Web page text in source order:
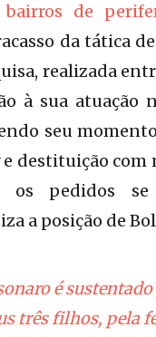
bairros de
da tática
realizada
à sua atuação
seu
destituição com
os pedidos
a posição de
é
três filhos, pela